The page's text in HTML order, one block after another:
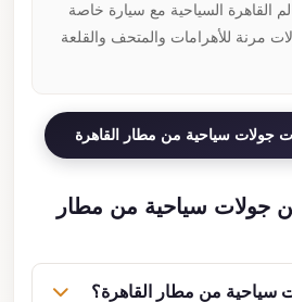
القاهرة السياحية مع سيارة خاصة
للأهرامات والمتحف والقلعة
سياحية من مطار القاهرة
جولات سياحية من مطار
سياحية من مطار القاهرة؟